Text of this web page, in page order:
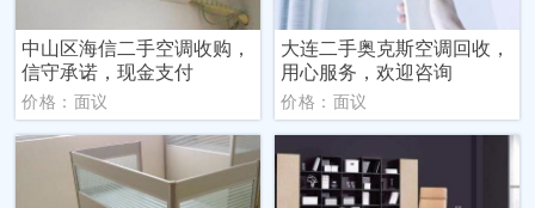
中山区海信二手空调收购，
信守承诺，现金支付
价格：面议
大连二手奥克斯空调回收，
用心服务，欢迎咨询
价格：面议